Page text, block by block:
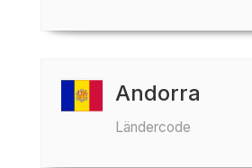
Andorra
Ländercode